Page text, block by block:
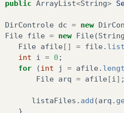
public ArrayList<String>
DirControle dc = new
File file = new File(String
File afile[] = file.
int
i = 0 ;
for
(int j = afile.
File arq = afile[i ] ;
listaFiles . add (arq .
}